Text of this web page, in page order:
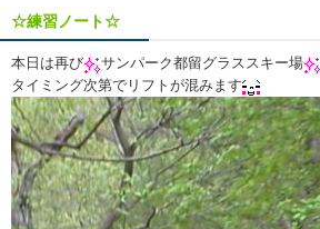
☆練習ノート☆
本日は再び サンパーク都留グラススキー場
タイミング次第でリフトが混みます